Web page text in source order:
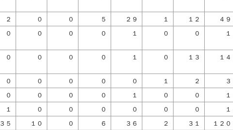
２ ０ ０ ５ ２９ １ １２
４９
０ ０ ０ ０ １ ０ ０ １
０ ０ ０ ０ １ ０ １３ １４
０ ０ ０ ０ ０ １ ２
３
０ ０ ０ ０ １ ０ ０
１
１ ０ ０ ０ ０ ０ ０
１
３５ １０ ０ ６ ３６ ２ ３１
１２０